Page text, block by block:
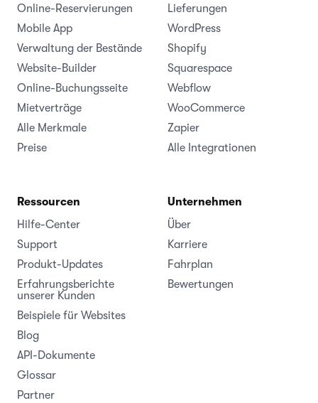
Online-Reservierungen
Mobile App
Verwaltung der Bestände
Website-Builder
Online-Buchungsseite
Mietverträge
Alle Merkmale
Preise
Lieferungen
WordPress
Shopify
Squarespace
Webflow
WooCommerce
Zapier
Alle Integrationen
Ressourcen
Hilfe-Center
Support
Produkt-Updates
Erfahrungsberichte
unserer Kunden
Beispiele für Websites
Blog
API-Dokumente
Glossar
Partner
Unternehmen
Über
Karriere
Fahrplan
Bewertungen